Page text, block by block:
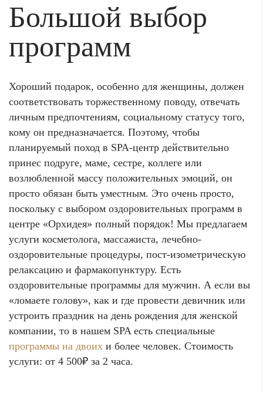
Большой выбор
программ
Хороший подарок, особенно для женщины, должен
соответствовать торжественному поводу, отвечать
личным предпочтениям, социальному статусу того,
кому он предназначается. Поэтому, чтобы
планируемый поход в SPA-центр действительно
принес подруге, маме, сестре, коллеге или
возлюбленной массу положительных эмоций, он
просто обязан быть уместным. Это очень просто,
поскольку с выбором оздоровительных программ в
центре «Орхидея» полный порядок! Мы предлагаем
услуги косметолога, массажиста, лечебно-
оздоровительные процедуры, пост-изометрическую
релаксацию и фармакопунктуру. Есть
оздоровительные программы для мужчин. А если вы
«ломаете голову», как и где провести девичник или
устроить праздник на день рождения для женской
компании, то в нашем SPA есть специальные
программы на двоих и более человек. Стоимость
услуги: от 4 500₽ за 2 часа.